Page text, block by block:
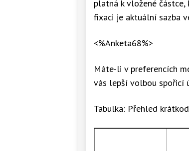
platná k vložené
fixaci je aktuální sazba
<%Anketa68%>
Máte-li v preferencích
vás lepší volbou spořicí
Tabulka: Přehled